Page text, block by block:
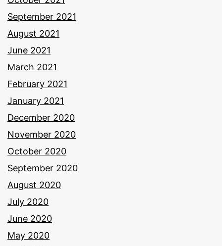
September 2021
August 2021
June 2021
March 2021
February 2021
January 2021
December 2020
November 2020
October 2020
September 2020
August 2020
July 2020
June 2020
May 2020